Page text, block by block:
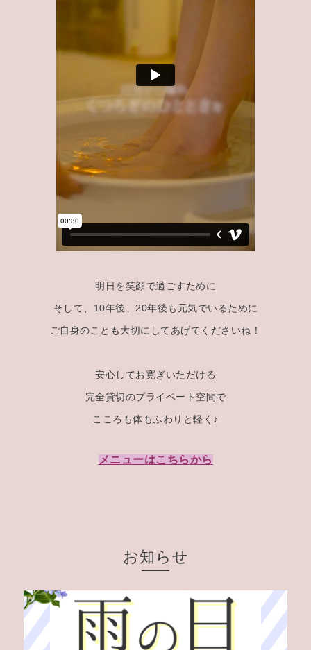
明日を笑顔で過ごすために
そして、10年後、20年後も元気でいるために
ご自身のことも大切にしてあげてくださいね！
安心してお寛ぎいただける
完全貸切のプライベート空間で
こころも体もふわりと軽く♪
メニューはこちらから
お知らせ